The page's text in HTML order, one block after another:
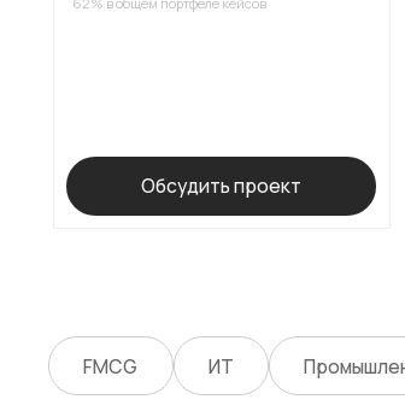
Вы в одном шаге от уникального бренда
Оставьте заявку